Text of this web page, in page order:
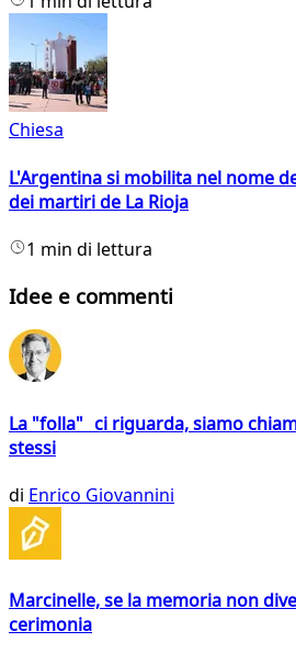
Chiesa
L'Argentina si mobilita nel nome
dei martiri de La Rioja
1 min di lettura
Idee e commenti
La "folla" ci riguarda, siamo
stessi
di Enrico Giovannini
Marcinelle, se la memoria non
cerimonia